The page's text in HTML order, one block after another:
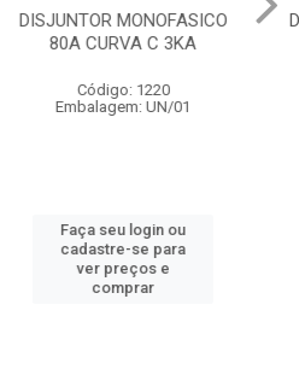
DISJUNTOR MONOFASICO
40A CURVA C 3KA
Código: 1252
Embalagem: UN/01
Faça seu login ou
cadastre-se para
ver preços e
comprar